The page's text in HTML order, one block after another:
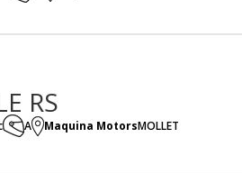
RS
A Maquina MotorsMOLLET